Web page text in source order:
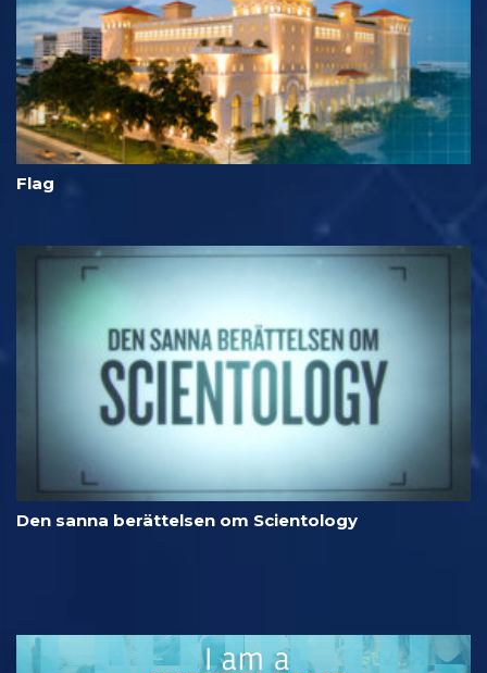
Flag
Den sanna berättelsen om Scientology